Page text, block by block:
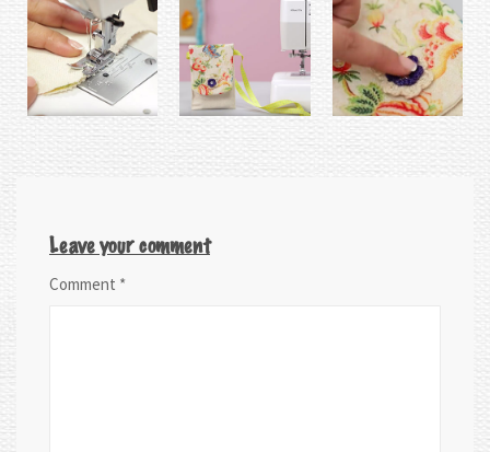
Leave your comment
Comment *